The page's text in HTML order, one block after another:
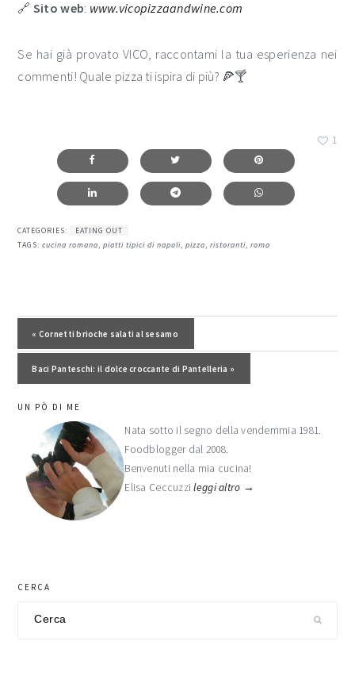
🔗 Sito web: www.vicopizzaandwine.com
Se hai già provato VICO, raccontami la tua esperienza nei
commenti! Quale pizza ti ispira di più? 🍕🍸
1
CATEGORIES:
EATING OUT
TAGS:cucina romana,piatti tipici di napoli,pizza,ristoranti,roma
Post precedente:
« Cornetti brioche salati al sesamo
Post successivo:
Baci Panteschi: il dolce croccante di Pantelleria »
barra
laterale
primaria
UN PÒ DI ME
Nata sotto il segno della vendemmia 1981.
Foodblogger dal 2008.
Benvenuti nella mia cucina!
Elisa Ceccuzzileggi altro →
CERCA